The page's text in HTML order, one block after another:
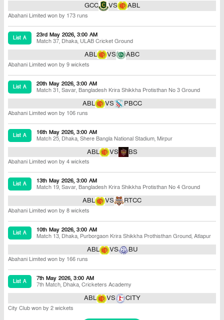
GCC VS ABL
Abahani Limited won by 173 runs
List A
23rd May 2026, 3:00 AM
Match 37, Dhaka, ULAB Cricket Ground
ABL VS ABC
Abahani Limited won by 9 wickets
List A
20th May 2026, 3:00 AM
Match 31, Savar, Bangladesh Krira Shikkha Protisthan No 3 Ground
ABL VS PBCC
Abahani Limited won by 106 runs
List A
16th May 2026, 3:00 AM
Match 25, Dhaka, Shere Bangla National Stadium, Mirpur
ABL VS BS
Abahani Limited won by 4 wickets
List A
13th May 2026, 3:00 AM
Match 19, Savar, Bangladesh Krira Shikkha Protisthan No 4 Ground
ABL VS RTCC
Abahani Limited won by 8 wickets
List A
10th May 2026, 3:00 AM
Match 13, Dhaka, Purborgaon Krira Shikkha Prothisthan Ground, Atlapur
ABL VS BU
Abahani Limited won by 166 runs
List A
7th May 2026, 3:00 AM
7th Match, Dhaka, Cricketers Academy
ABL VS CITY
City Club won by 2 wickets